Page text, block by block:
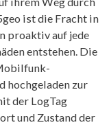
ist die Fracht in
proaktiv auf jede
entstehen. Die
hochgeladen zur
der LogTag
und Zustand der